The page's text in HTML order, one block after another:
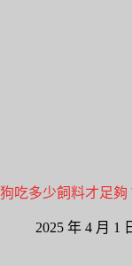
狗吃多少飼料才足
2025 年 4 月 1